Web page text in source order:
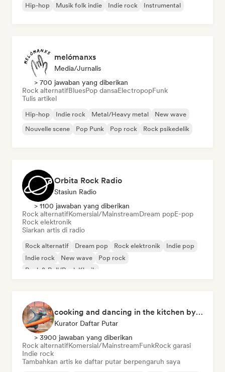
Hip-hop
Musik folk indie Indie rock Instrumental
melómanxs
Media/Jurnalis
> 700 jawaban yang diberikan
Rock alternatifBluesPop dansaElectropopFunk
Tulis artikel
Hip-hop Indie rock Metal/Heavy metal
New wave
Nouvelle scene
Pop Punk Pop rock Rock psikedelik
Orbita Rock Radio
Stasiun Radio
> 1100 jawaban yang diberikan
Rock alternatifKomersial/MainstreamDream popE-pop
Rock elektronik
Siarkan artis di radio
Rock alternatif Dream pop Rock elektronik
Indie pop
Indie rock
New wave
Pop rock
Rock & Roll/Rock Klasik
cooking and dancing in the kitchen by Cookfy
Kurator Daftar Putar
> 3900 jawaban yang diberikan
Rock alternatifKomersial/MainstreamFunkRock garasi
Indie rock
Tambahkan artis ke daftar putar berpengaruh saya